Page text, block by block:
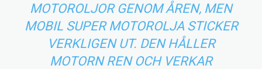
MOTOROLJOR GENOM ÅREN, MEN
MOBIL SUPER MOTOROLJA STICKER
VERKLIGEN UT. DEN HÅLLER
MOTORN REN OCH VERKAR